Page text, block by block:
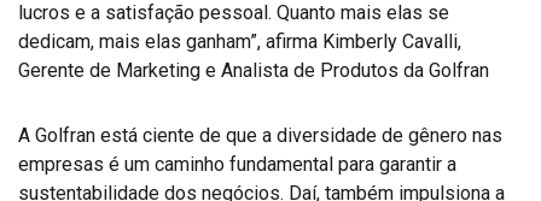
lucros e a satisfação pessoal. Quanto mais elas se
dedicam, mais elas ganham”, afirma Kimberly Cavalli,
Gerente de Marketing e Analista de Produtos da Golfran
A Golfran está ciente de que a diversidade de gênero nas
empresas é um caminho fundamental para garantir a
sustentabilidade dos negócios. Daí, também impulsiona a